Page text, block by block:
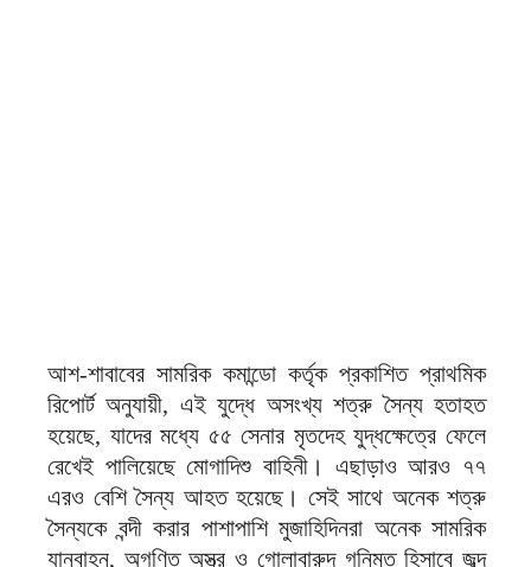
আশ-শাবাবের সামরিক কমান্ডো কর্তৃক প্রকাশিত প্রাথমিক
রিপোর্ট অনুযায়ী, এই যুদ্ধে অসংখ্য শত্রু সৈন্য হতাহত
হয়েছে, যাদের মধ্যে ৫৫ সেনার মৃতদেহ যুদ্ধক্ষেত্রে ফেলে
রেখেই পালিয়েছে মোগাদিশু বাহিনী। এছাড়াও আরও ৭৭
এরও বেশি সৈন্য আহত হয়েছে। সেই সাথে অনেক শত্রু
সৈন্যকে বন্দী করার পাশাপাশি মুজাহিদিনরা অনেক সামরিক
যানবাহন, অগণিত অস্ত্র ও গোলাবারুদ গনিমত হিসাবে জব্দ